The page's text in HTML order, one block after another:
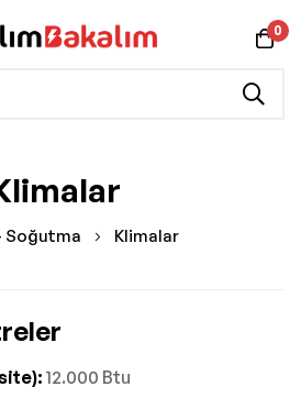
0
Soğutma Klimalar
12.000 Btu